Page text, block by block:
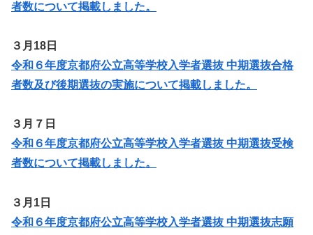
者数について掲載しました。
３月18日
令和６年度京都府公立高等学校入学者選抜 中期選抜合格
者数及び後期選抜の実施について掲載しました。
３月７日
令和６年度京都府公立高等学校入学者選抜 中期選抜受検
者数について掲載しました。
３月1日
令和６年度京都府公立高等学校入学者選抜 中期選抜志願